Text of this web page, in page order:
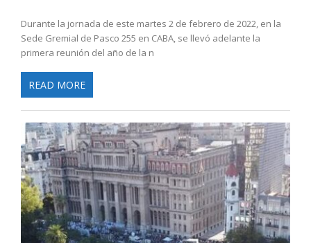
Durante la jornada de este martes 2 de febrero de 2022, en la
Sede Gremial de Pasco 255 en CABA, se llevó adelante la
primera reunión del año de la n
READ MORE